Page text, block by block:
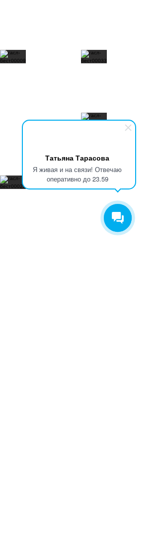
Татьяна Тарасова
Я живая и на связи! Отвечаю
оперативно до 23.59